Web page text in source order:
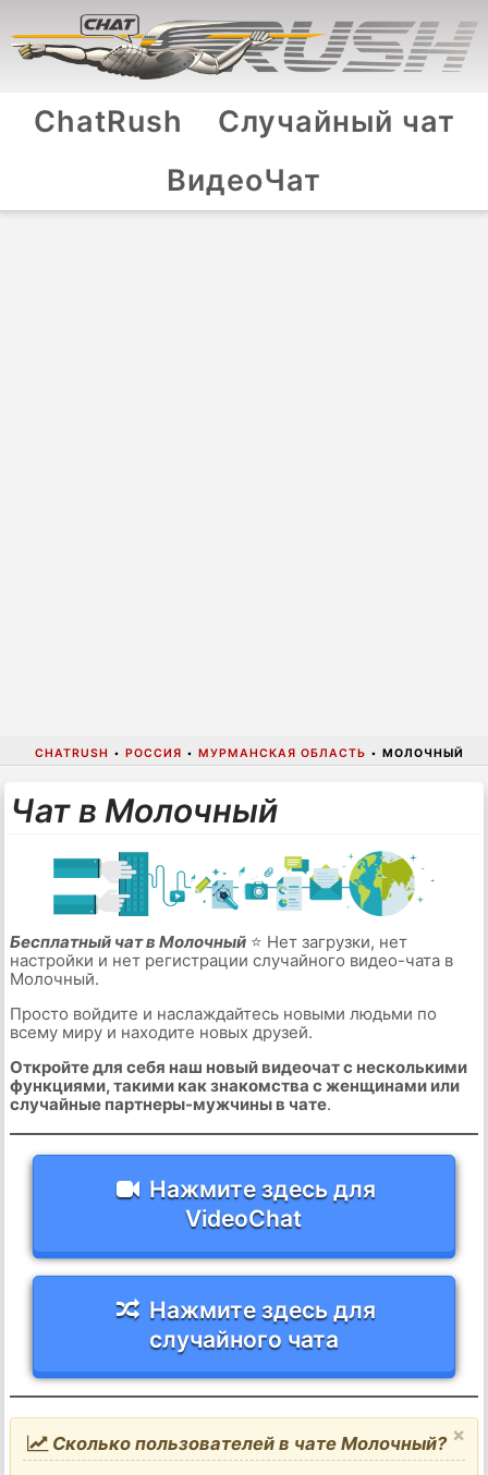
ChatRush
Случайный чат
ВидеоЧат
CHATRUSH • РОССИЯ • МУРМАНСКАЯ ОБЛАСТЬ • МОЛОЧНЫЙ
Чат в Молочный
Бесплатный чат в Молочный⭐ Нет загрузки, нет
настройки и нет регистрации случайного видео-чата в
Молочный.
Просто войдите и наслаждайтесь новыми людьми по
всему миру и находите новых друзей.
Откройте для себя наш новый видеочат с несколькими
функциями, такими как знакомства с женщинами или
случайные партнеры-мужчины в чате.
Нажмите здесь для
VideoChat
Нажмите здесь для
случайного чата
×
Сколько пользователей в чате Молочный?